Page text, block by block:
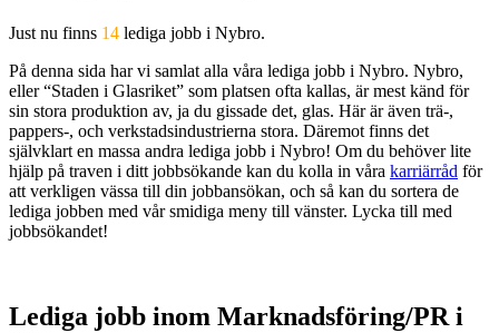
Just nu finns 14 lediga jobb i Nybro.
På denna sida har vi samlat alla våra lediga jobb i Nybro. Nybro,
eller “Staden i Glasriket” som platsen ofta kallas, är mest känd för
sin stora produktion av, ja du gissade det, glas. Här är även trä-,
pappers-, och verkstadsindustrierna stora. Däremot finns det
självklart en massa andra lediga jobb i Nybro! Om du behöver lite
hjälp på traven i ditt jobbsökande kan du kolla in våra karriärråd för
att verkligen vässa till din jobbansökan, och så kan du sortera de
lediga jobben med vår smidiga meny till vänster. Lycka till med
jobbsökandet!
Lediga jobb inom Marknadsföring/PR i